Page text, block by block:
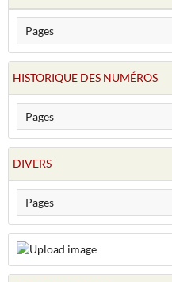
HISTORIQUE DES NUMÉROS
DIVERS